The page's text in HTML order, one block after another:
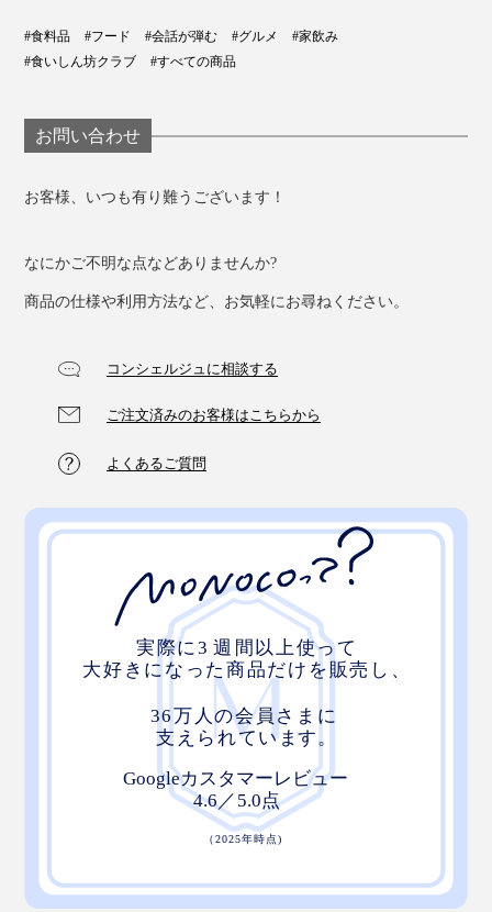
木箱全体をアルミホイルで包んで、トースターで焼く。
チーズが溶けて焼き目がついたらできあがり！
ゆでたじゃがいもやバケットにたっぷりつけながら、チ
ーズフォンデュ感覚で召し上がれ！
#食料品 #フード #会話が弾む #グルメ
#家飲み
#食いしん坊クラブ
#すべての商品
お問い合わせ
お客様、いつも有り難うございます！
なにかご不明な点などありませんか?
商品の仕様や利用方法など、お気軽にお尋ねください。
コンシェルジュに相談する
ご注文済みのお客様はこちらから
よくあるご質問